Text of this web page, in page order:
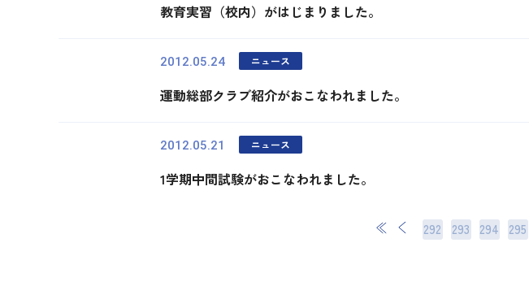
教育実習（校内）がはじまりました。
2012.05.24 ニュース
運動総部クラブ紹介がおこなわれました。
2012.05.21 ニュース
1学期中間試験がおこなわれました。
292 293 294 295